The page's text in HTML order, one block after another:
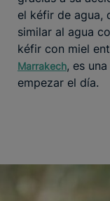
el kéfir de agua,
similar al agua
kéfir con miel
Marrakech, es
empezar el día.